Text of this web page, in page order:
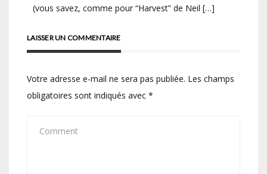
(vous savez, comme pour “Harvest” de Neil […]
LAISSER UN COMMENTAIRE
Votre adresse e-mail ne sera pas publiée. Les champs
obligatoires sont indiqués avec *